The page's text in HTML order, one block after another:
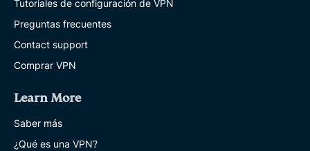
Tutoriales de configuración de VPN
Preguntas frecuentes
Contact support
Comprar VPN
Learn More
Saber más
¿Qué es una VPN?